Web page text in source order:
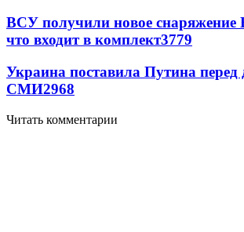
ВСУ получили новое снаряжение
что входит в комплект3779
Украина поставила Путина
СМИ2968
Читать комментарии